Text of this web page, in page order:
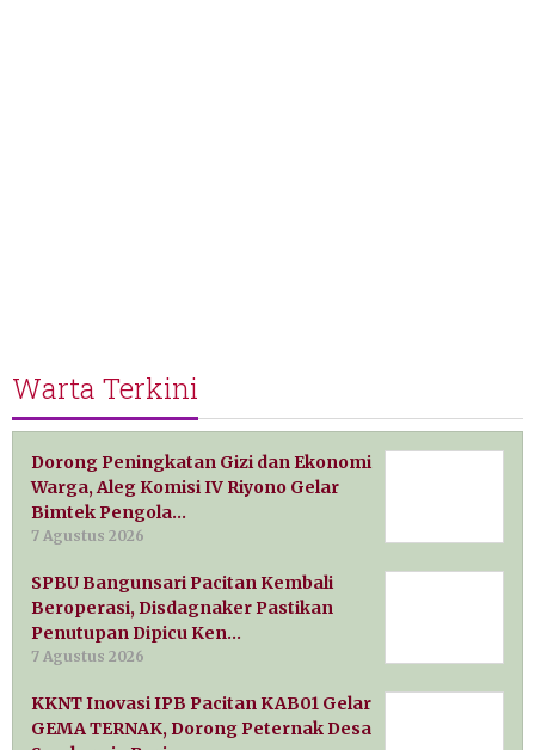
Warta Terkini
Dorong Peningkatan Gizi dan Ekonomi
Warga, Aleg Komisi IV Riyono Gelar
Bimtek Pengola…
7 Agustus 2026
SPBU Bangunsari Pacitan Kembali
Beroperasi, Disdagnaker Pastikan
Penutupan Dipicu Ken…
7 Agustus 2026
KKNT Inovasi IPB Pacitan KAB01 Gelar
GEMA TERNAK, Dorong Peternak Desa